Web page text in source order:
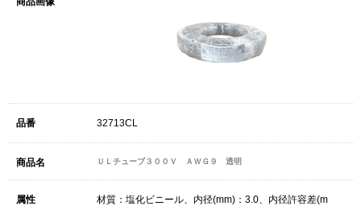
32713CL
ＵＬチューブ３００Ｖ ＡＷＧ９ 透明
材質：塩化ビニール、内径(mm)：3.0、内径許容差(m